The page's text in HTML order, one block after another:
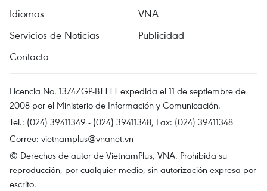
Idiomas
VNA
Servicios de Noticias
Publicidad
Contacto
Licencia No. 1374/GP-BTTTT expedida el 11 de septiembre de
2008 por el Ministerio de Información y Comunicación.
Tel.: (024) 39411349 - (024) 39411348, Fax: (024) 39411348
Correo: vietnamplus@vnanet.vn
© Derechos de autor de VietnamPlus, VNA. Prohibida su
reproducción, por cualquier medio, sin autorización expresa por
escrito.